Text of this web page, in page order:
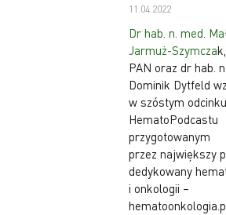
11.04.2022
Dr hab. n. med.
Jarmuż-Szymcza
PAN oraz dr hab.
Dominik Dytfeld
w szóstym odcinku
HematoPodcastu
przygotowanym
przez największy
dedykowany
i onkologii –